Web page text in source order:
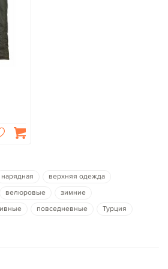
нарядная
верхняя одежда
велюровые
зимние
повседневные
Турция